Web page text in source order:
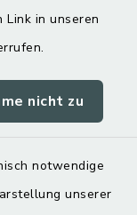
Link in unseren
nicht zu
notwendige
unserer